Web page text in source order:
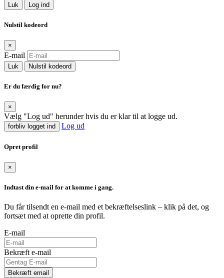
Luk
Log ind
Nulstil kodeord
×
E-mail
Luk Nulstil kodeord
Er du færdig for nu?
×
Vælg "Log ud" herunder hvis du er klar til at logge ud.
forbliv logget ind Log ud
Opret profil
×
Indtast din e-mail for at komme i gang.
Du får tilsendt en e-mail med et bekræftelseslink – klik på det, og
fortsæt med at oprette din profil.
E-mail
Bekræft e-mail
Bekræft email